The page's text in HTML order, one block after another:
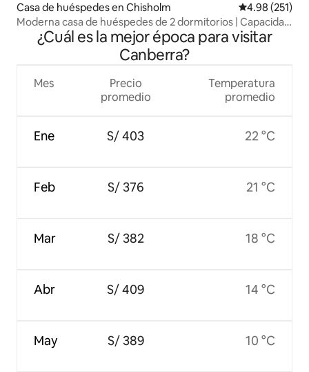
Casa de huéspedes en Chisholm Calificación
4.98 (251)
Moderna casa de huéspedes de 2 dormitorios | Capacidad
para 4 personas | Estacionamiento seguro
¿Cuál es la mejor época para visitar
Canberra?
Mes
Ene
Feb
Mar
Abr
May
Precio
promedio
S/ 403
S/ 376
S/ 382
S/ 409
S/ 389
Temperatura
promedio
22 °C
21 °C
18 °C
14 °C
10 °C